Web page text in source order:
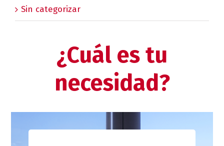
Sin categorizar
¿Cuál es tu
necesidad?